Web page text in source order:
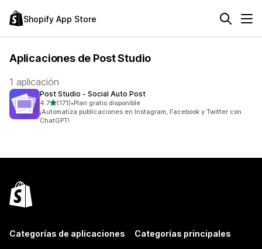
Shopify App Store
Aplicaciones de Post Studio
1 aplicación
Post Studio ‑ Social Auto Post
4.7de 5 estrellas
(171)
171 reseñas en total
•Plan gratis disponible
¡Automatiza publicaciones en Instagram, Facebook y Twitter con
ChatGPT!
Categorías de aplicaciones Categorías principales